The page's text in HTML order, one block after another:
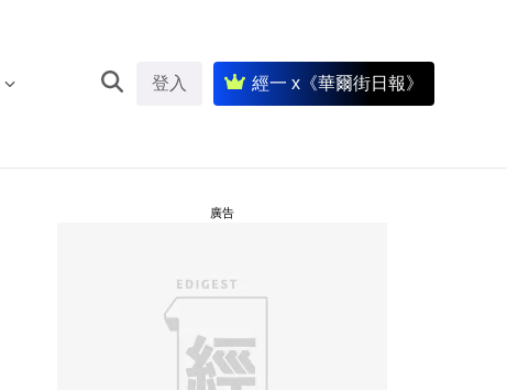
登入 經一 x《華爾街日報》
廣告